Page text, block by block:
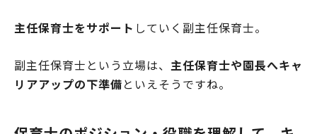
主任保育士をサポート していく副主任保育士。
副主任保育士という立場は、 主任保育士や園長へキャ
リアアップの下準備といえそうですね。